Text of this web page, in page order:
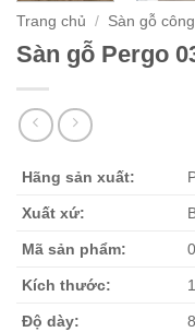
Trang chủ / Sàn gỗ
Sàn gỗ Pergo
Hãng sản xuất:
Xuất xứ:
Mã sản phẩm:
Kích thước:
Độ dày: